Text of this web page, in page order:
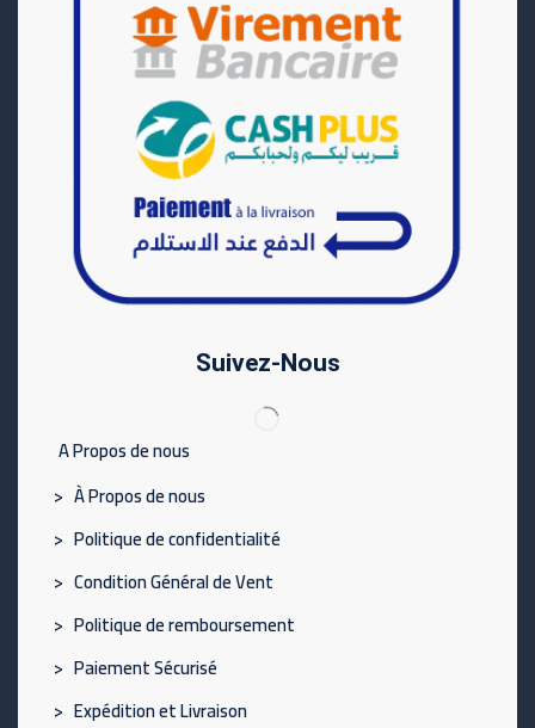
Suivez-Nous
A Propos de nous
> À Propos de nous
> Politique de confidentialité
> Condition Général de Vent
> Politique de remboursement
> Paiement Sécurisé
> Expédition et Livraison